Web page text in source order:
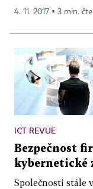
4. 11. 2017 ▪ 3 min.
ICT REVUE
Bezpečnost
kybernetické
Společnosti stále